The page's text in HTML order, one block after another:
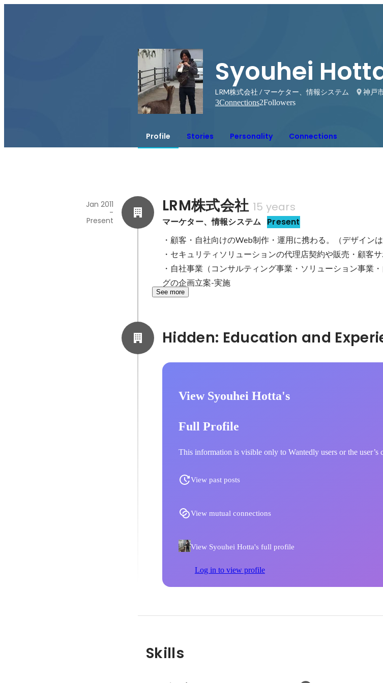
Syouhei
LRM株式会社 / マーケター、情報システム
神戸
3Connections2Followers
Profile Stories Personality Connections
LRM株式会社 15 years
マーケター、情報システム Present
Jan 2011
-
Present
・顧客・自社向けのWeb制作・運用に携わる。（デザインは
・セキュリティソリューションの代理店契約や販売・顧客サ
・自社事業（コンサルティング事業・ソリューション事業
グの企画立案-実施
See more
View Syouhei Hotta's
Full Profile
This information is visible only to Wantedly users or the user’s
View past posts
View mutual connections
View Syouhei Hotta's full profile
Log in to view profile
Skills